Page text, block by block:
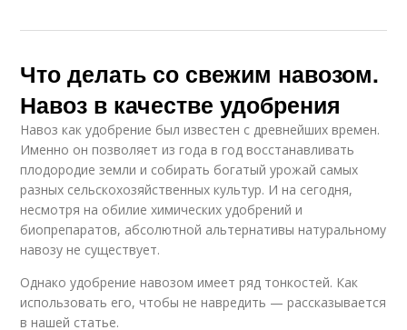
Что делать со свежим навозом.
Навоз в качестве удобрения
Навоз как удобрение был известен с древнейших времен.
Именно он позволяет из года в год восстанавливать
плодородие земли и собирать богатый урожай самых
разных сельскохозяйственных культур. И на сегодня,
несмотря на обилие химических удобрений и
биопрепаратов, абсолютной альтернативы натуральному
навозу не существует.
Однако удобрение навозом имеет ряд тонкостей. Как
использовать его, чтобы не навредить — рассказывается
в нашей статье.